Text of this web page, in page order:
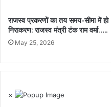
राजस्व प्रकरणों का तय समय-सीमा में हो
निराकरण: राजस्व मंत्री टंक राम वर्मा…..
May 25, 2026
×